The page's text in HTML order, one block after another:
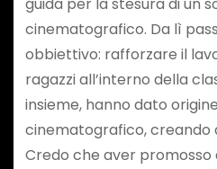
cinematografico. Da lì
obbiettivo: rafforzare il
ragazzi all’interno della
insieme, hanno dato
cinematografico, creando
Credo che aver